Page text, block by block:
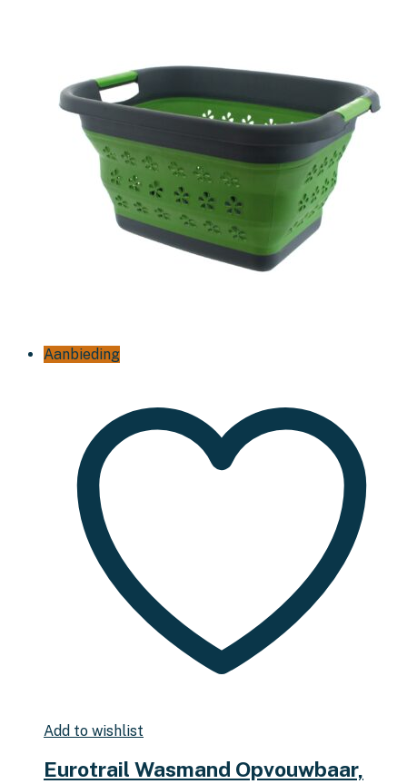
Aanbieding
Add to wishlist
Eurotrail Wasmand Opvouwbaar,